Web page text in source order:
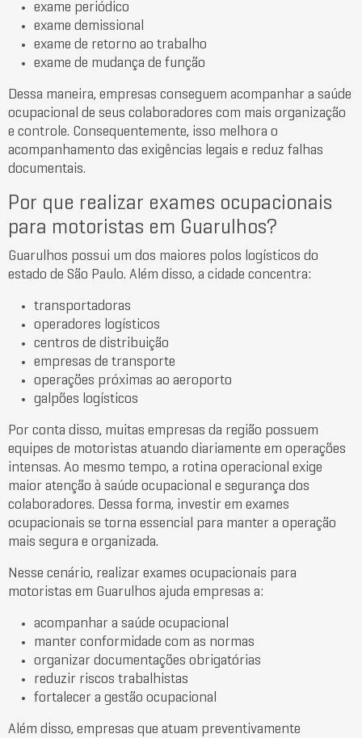
exame periódico
exame demissional
exame de retorno ao trabalho
exame de mudança de função
Dessa maneira, empresas conseguem acompanhar a saúde
ocupacional de seus colaboradores com mais organização
e controle. Consequentemente, isso melhora o
acompanhamento das exigências legais e reduz falhas
documentais.
Por que realizar exames ocupacionais
para motoristas em Guarulhos?
Guarulhos possui um dos maiores polos logísticos do
estado de São Paulo. Além disso, a cidade concentra:
transportadoras
operadores logísticos
centros de distribuição
empresas de transporte
operações próximas ao aeroporto
galpões logísticos
Por conta disso, muitas empresas da região possuem
equipes de motoristas atuando diariamente em operações
intensas. Ao mesmo tempo, a rotina operacional exige
maior atenção à saúde ocupacional e segurança dos
colaboradores. Dessa forma, investir em exames
ocupacionais se torna essencial para manter a operação
mais segura e organizada.
Nesse cenário, realizar exames ocupacionais para
motoristas em Guarulhos ajuda empresas a:
acompanhar a saúde ocupacional
manter conformidade com as normas
organizar documentações obrigatórias
reduzir riscos trabalhistas
fortalecer a gestão ocupacional
Além disso, empresas que atuam preventivamente